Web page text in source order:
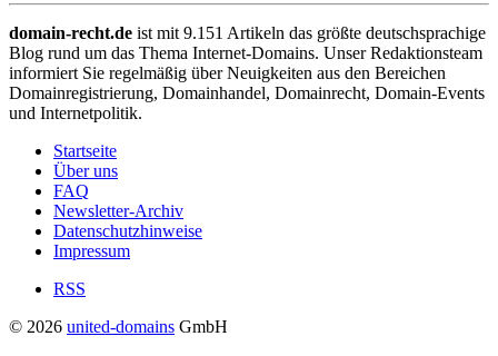
domain-recht.de ist mit 9.151 Artikeln das größte deutschsprachige
Blog rund um das Thema Internet-Domains. Unser Redaktionsteam
informiert Sie regelmäßig über Neuigkeiten aus den Bereichen
Domainregistrierung, Domainhandel, Domainrecht, Domain-Events
und Internetpolitik.
Startseite
Über uns
FAQ
Newsletter-Archiv
Datenschutzhinweise
Impressum
RSS
© 2026 united-domains GmbH